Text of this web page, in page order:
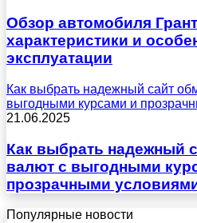
Обзор автомобиля
характеристики и
эксплуатации
Как выбрать надежный сайт
выгодными курсами и
21.06.2025
Как выбрать надежный
валют с выгодными
прозрачными
Популярные новости